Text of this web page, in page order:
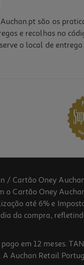
são os
e recolhas no
o local de
/ Cartão Oney
o Cartão Oney
até 6% e
da compra,
em 12 meses.
A Auchan Retail